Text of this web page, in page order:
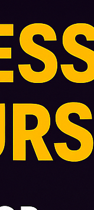
Pontos Devoluções